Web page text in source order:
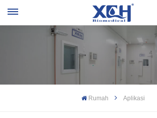
Rumah Aplikasi